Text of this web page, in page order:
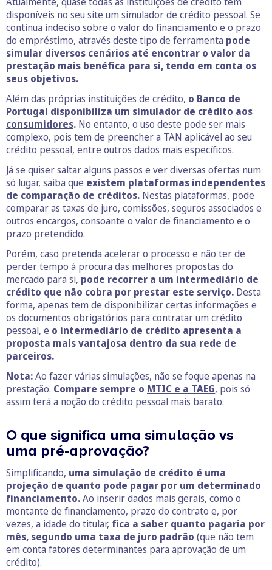
disponíveis no seu site um simulador de crédito pessoal. Se
continua indeciso sobre o valor do financiamento e o prazo
do empréstimo, através deste tipo de ferramenta pode
simular diversos cenários até encontrar o valor da
prestação mais benéfica para si, tendo em conta os
seus objetivos.
Além das próprias instituições de crédito, o Banco de
Portugal disponibiliza um simulador de crédito aos
consumidores. No entanto, o uso deste pode ser mais
complexo, pois tem de preencher a TAN aplicável ao seu
crédito pessoal, entre outros dados mais específicos.
Já se quiser saltar alguns passos e ver diversas ofertas num
só lugar, saiba que existem plataformas independentes
de comparação de créditos. Nestas plataformas, pode
comparar as taxas de juro, comissões, seguros associados e
outros encargos, consoante o valor de financiamento e o
prazo pretendido.
Porém, caso pretenda acelerar o processo e não ter de
perder tempo à procura das melhores propostas do
mercado para si, pode recorrer a um intermediário de
crédito que não cobra por prestar este serviço. Desta
forma, apenas tem de disponibilizar certas informações e
os documentos obrigatórios para contratar um crédito
pessoal, e o intermediário de crédito apresenta a
proposta mais vantajosa dentro da sua rede de
parceiros.
Nota:Ao fazer várias simulações, não se foque apenas na
prestação. Compare sempre o MTIC e a TAEG, pois só
assim terá a noção do crédito pessoal mais barato.
O que significa uma simulação vs
uma pré-aprovação?
Simplificando, uma simulação de crédito é uma
projeção de quanto pode pagar por um determinado
financiamento.Ao inserir dados mais gerais, como o
montante de financiamento, prazo do contrato e, por
vezes, a idade do titular, fica a saber quanto pagaria por
mês, segundo uma taxa de juro padrão (que não tem
em conta fatores determinantes para aprovação de um
crédito).